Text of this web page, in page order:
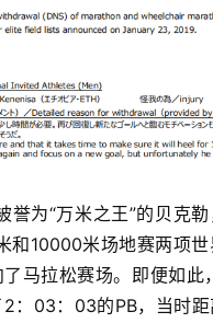
和10000米场地赛两项
马拉松赛场。即便如此
：03：03的PB，当时